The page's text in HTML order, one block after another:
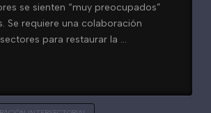
se sienten “muy preocupados”
Se requiere una colaboración
para restaurar la …